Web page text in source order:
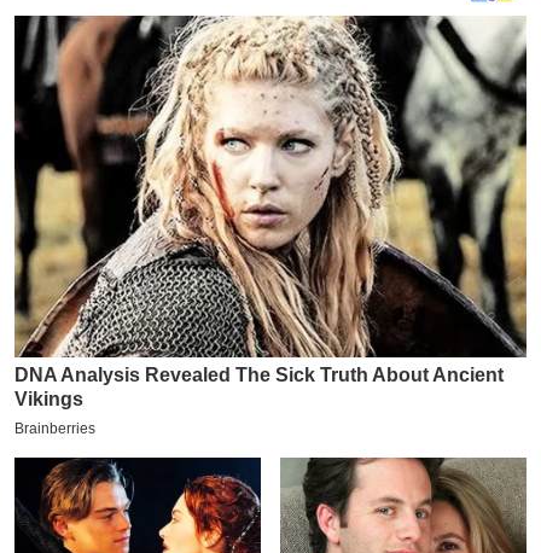
L
2
0
क्रा
इ
म
ई
-
पे
प
र
मि
सा
ल